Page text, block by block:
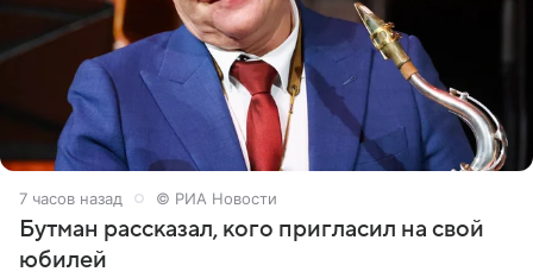
7 часов назад © РИА Новости
Бутман рассказал, кого пригласил на свой
юбилей